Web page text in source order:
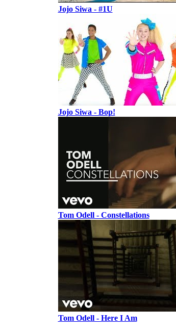
Jojo Siwa - #1U
Jojo Siwa - Bop!
Tom Odell - Constellations
Tom Odell - Here I Am